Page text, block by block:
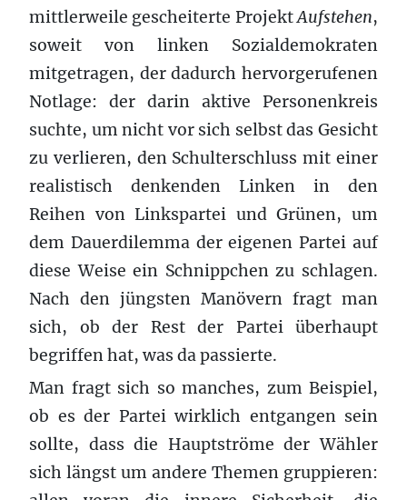
mittlerweile gescheiterte ProjektAufstehen,
soweit von linken Sozialdemokraten
mitgetragen, der dadurch hervorgerufenen
Notlage: der darin aktive Personenkreis
suchte, um nicht vor sich selbst das Gesicht
zu verlieren, den Schulterschluss mit einer
realistisch denkenden Linken in den
Reihen von Linkspartei und Grünen, um
dem Dauerdilemma der eigenen Partei auf
diese Weise ein Schnippchen zu schlagen.
Nach den jüngsten Manövern fragt man
sich, ob der Rest der Partei überhaupt
begriffen hat, was da passierte.
Man fragt sich so manches, zum Beispiel,
ob es der Partei wirklich entgangen sein
sollte, dass die Hauptströme der Wähler
sich längst um andere Themen gruppieren: